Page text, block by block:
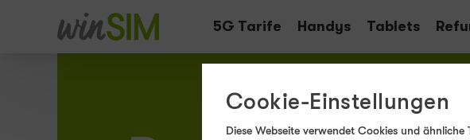
Tarife Handys Tablets
Cookie-Einstellungen
Diese Webseite verwendet Cookies und